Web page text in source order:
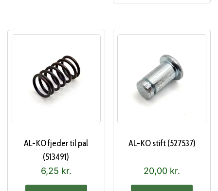
AL-KO fjeder til pal
(513491)
6,25 kr.
AL-KO stift (527537)
20,00 kr.